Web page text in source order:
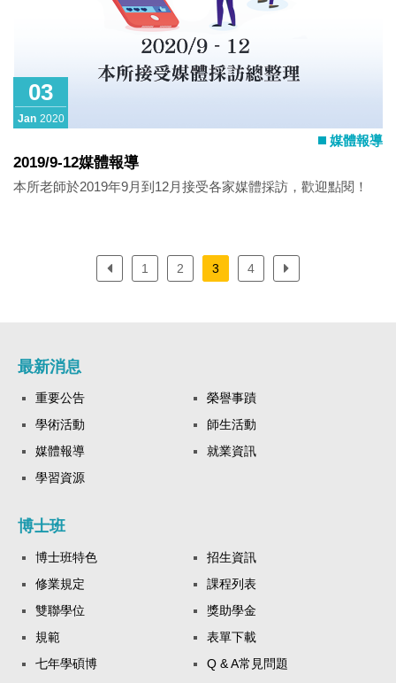
03
Jan 2020
媒體報導
2019/9-12媒體報導
本所老師於2019年9月到12月接受各家媒體採訪，歡迎點閱！
1 2 3 4
最新消息
重要公告
榮譽事蹟
學術活動
師生活動
媒體報導
就業資訊
學習資源
博士班
博士班特色
招生資訊
修業規定
課程列表
雙聯學位
獎助學金
規範
表單下載
七年學碩博
Q & A常見問題